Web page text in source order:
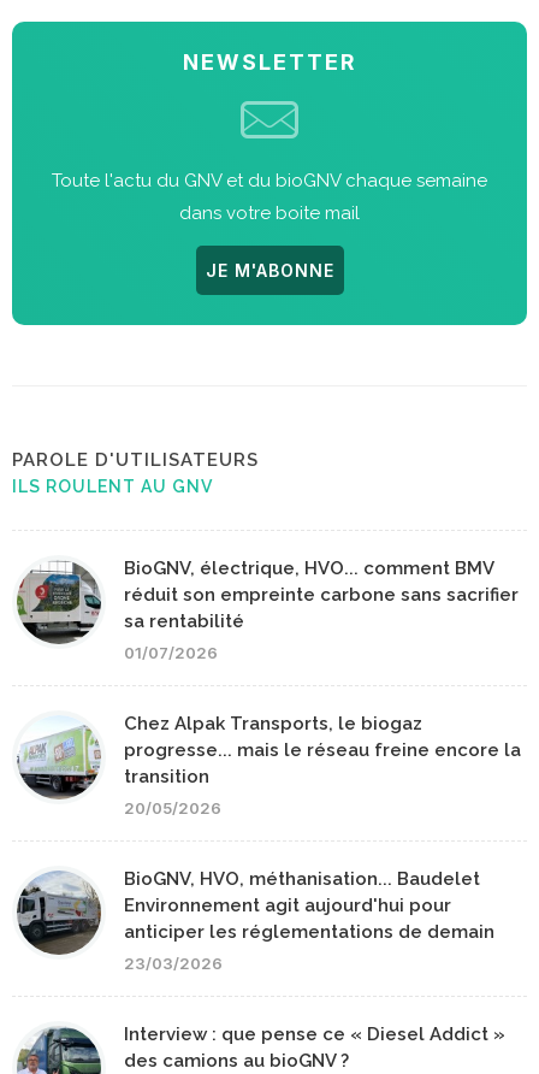
NEWSLETTER
Toute l'actu du GNV et du bioGNV chaque semaine
dans votre boite mail
JE M'ABONNE
PAROLE D'UTILISATEURS
ILS ROULENT AU GNV
BioGNV, électrique, HVO... comment BMV
réduit son empreinte carbone sans sacrifier
sa rentabilité
01/07/2026
Chez Alpak Transports, le biogaz
progresse... mais le réseau freine encore la
transition
20/05/2026
BioGNV, HVO, méthanisation... Baudelet
Environnement agit aujourd'hui pour
anticiper les réglementations de demain
23/03/2026
Interview : que pense ce « Diesel Addict »
des camions au bioGNV ?